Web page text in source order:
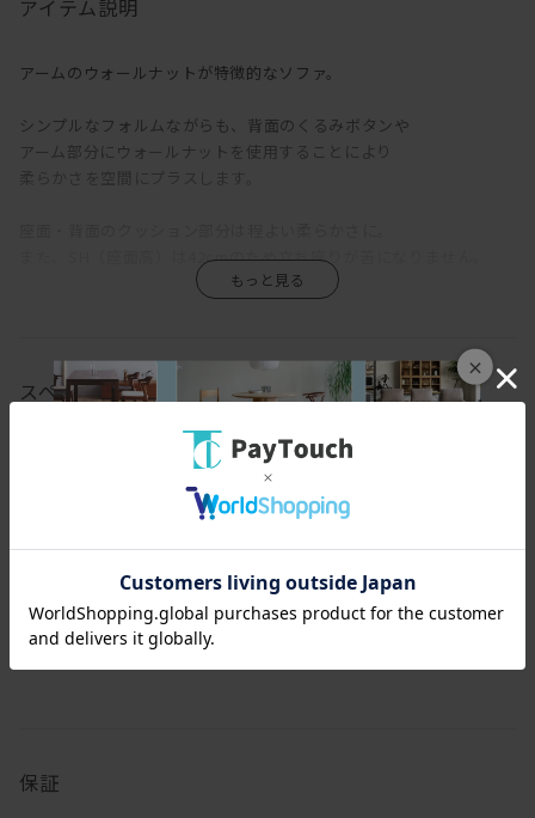
×
アイテム説明
アームのウォールナットが特徴的なソファ。
シンプルなフォルムながらも、背面のくるみボタンや
アーム部分にウォールナットを使用することにより
また、SH（座面高）は42cmのため立ち座りが苦になりません。
インダストリアルな雰囲気が好きな方に
スペック
137cm
77cm
[座面高さ(SH)]
42cm
[フレーム]
アーム,脚部：ウォールナット無垢材
アームあり
保証